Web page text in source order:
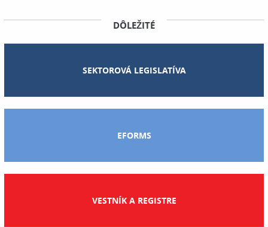
DÔLEŽITÉ
SEKTOROVÁ LEGISLATÍVA
EFORMS
VESTNÍK A REGISTRE